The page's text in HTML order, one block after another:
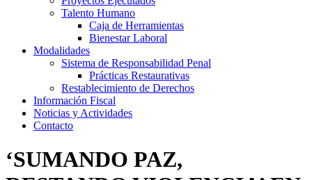
Talento Humano
Caja de Herramientas
Bienestar Laboral
Modalidades
Sistema de Responsabilidad Penal
Prácticas Restaurativas
Restablecimiento de Derechos
Información Fiscal
Noticias y Actividades
Contacto
‘SUMANDO PAZ,